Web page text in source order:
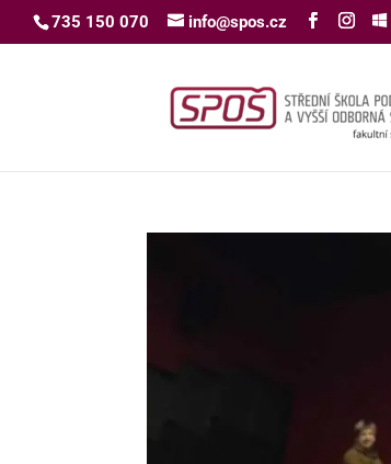
735 150 070 info@spos.cz